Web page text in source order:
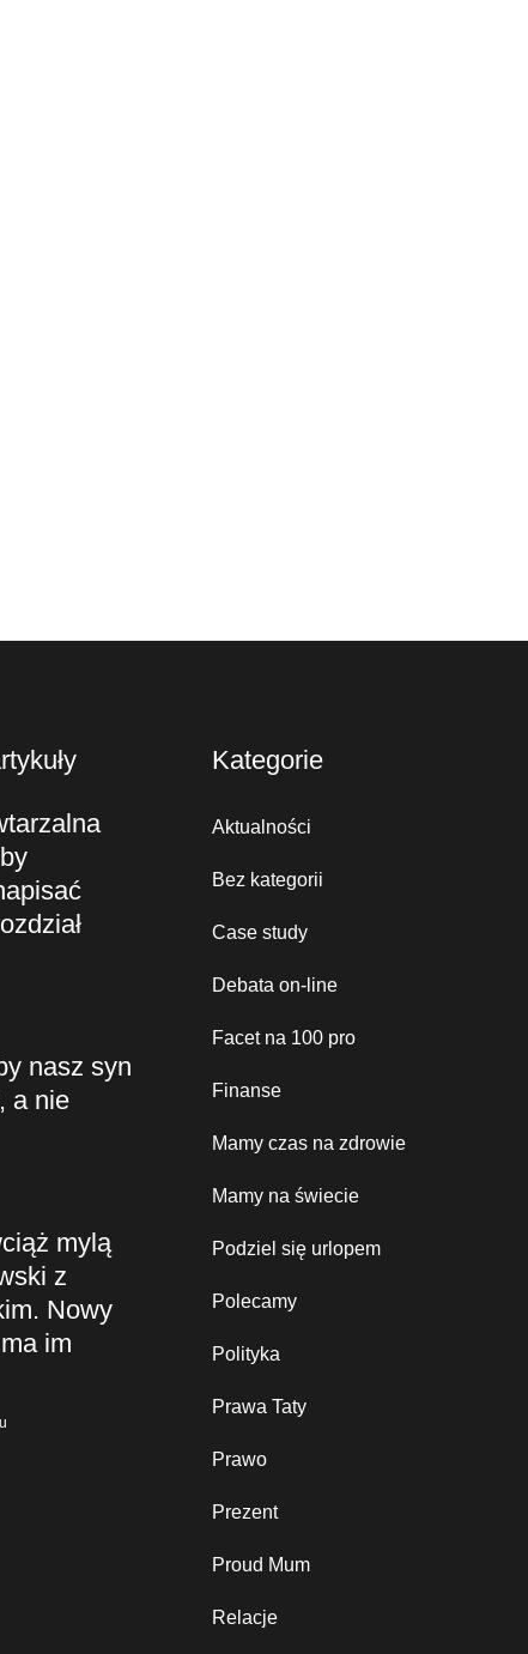
nasz syn
a nie
mylą
z
Nowy
im
Kategorie
Aktualności
Bez kategorii
Case study
Debata on-line
Facet na 100 pro
Finanse
Mamy czas na zdrowie
Mamy na świecie
Podziel się urlopem
Polecamy
Polityka
Prawa Taty
Prawo
Prezent
Proud Mum
Relacje